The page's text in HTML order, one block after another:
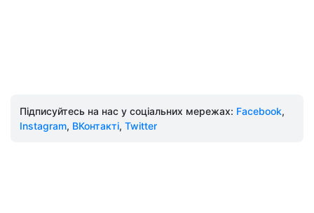
Підписуйтесь на нас у соціальних мережах: Facebook,
Instagram, ВКонтакті, Twitter